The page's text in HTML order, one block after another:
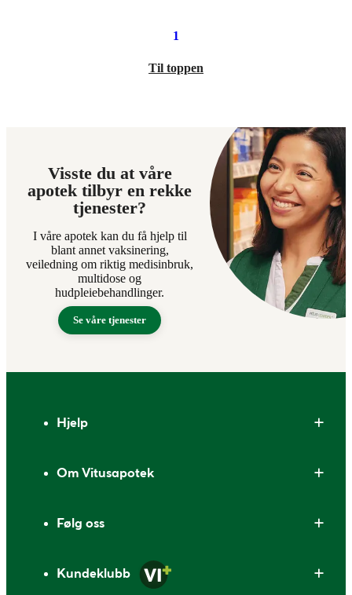
1
Til toppen
Visste du at våre
apotek tilbyr en rekke
tjenester?
I våre apotek kan du få hjelp til
blant annet vaksinering,
veiledning om riktig medisinbruk,
multidose og
hudpleiebehandlinger.
Se våre tjenester
Hjelp
Om Vitusapotek
Følg oss
Kundeklubb